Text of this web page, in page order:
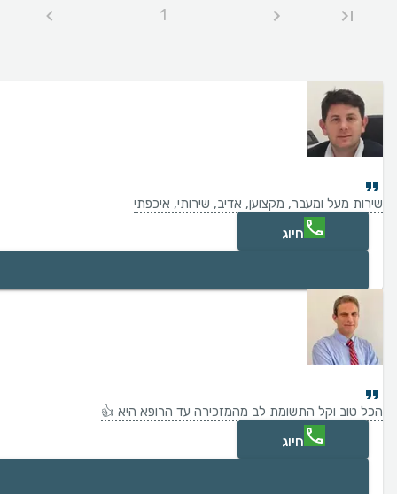
1
שירות מעל ומעבר, מקצוען, אדיב, שירותי, איכפתי
חיוג
הכל טוב וקל התשומת לב מהמזכירה עד הרופא היא 👍
חיוג